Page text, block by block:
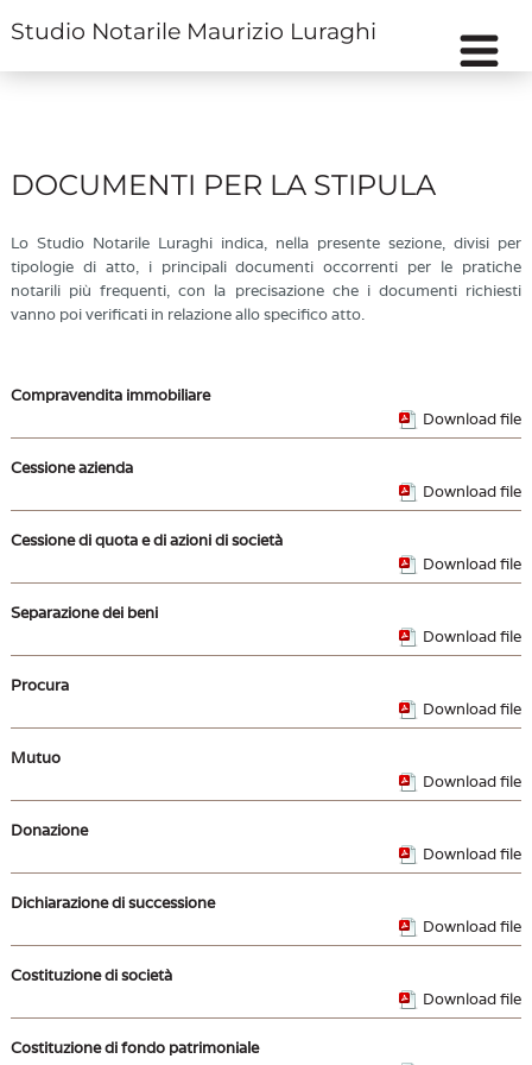
Studio Notarile Maurizio Luraghi
DOCUMENTI PER LA STIPULA
Lo Studio Notarile Luraghi indica, nella presente sezione, divisi per
tipologie di atto, i principali documenti occorrenti per le pratiche
notarili più frequenti, con la precisazione che i documenti richiesti
vanno poi verificati in relazione allo specifico atto.
Compravendita immobiliare
Download file
Cessione azienda
Download file
Cessione di quota e di azioni di società
Download file
Separazione dei beni
Download file
Procura
Download file
Mutuo
Download file
Donazione
Download file
Dichiarazione di successione
Download file
Costituzione di società
Download file
Costituzione di fondo patrimoniale